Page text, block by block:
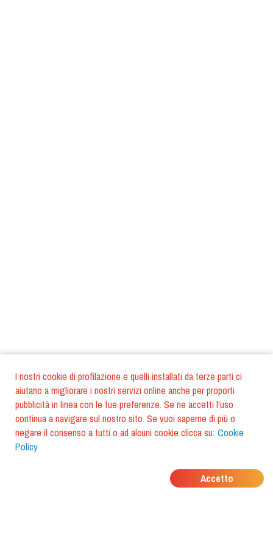
I nostri cookie di profilazione e quelli installati da terze parti ci
aiutano a migliorare i nostri servizi online anche per proporti
pubblicità in linea con le tue preferenze. Se ne accetti l'uso
continua a navigare sul nostro sito. Se vuoi saperne di più o
negare il consenso a tutti o ad alcuni cookie clicca su: Cookie
Policy
Accetto
DOVE MANGIANO I
TUOI AMICI?